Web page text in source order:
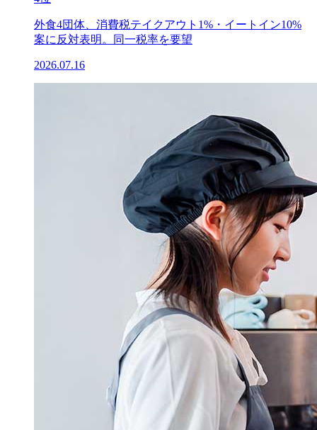
外食4団体、消費税テイクアウト1%・イートイン10%
案に反対表明。同一税率を要望
2026.07.16